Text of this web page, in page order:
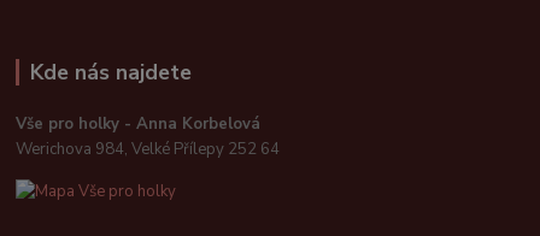
Kde nás najdete
Vše pro holky - Anna Korbelová
Werichova 984, Velké Přílepy 252 64